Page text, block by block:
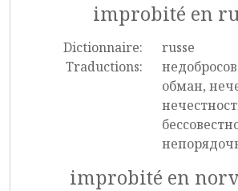
improbité en
Dictionnaire:
russe
Traductions:
обман,
improbité en